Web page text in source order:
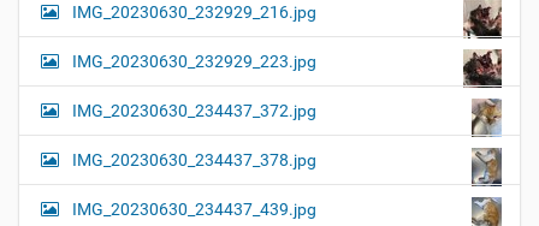
IMG_20230630_232929_216.jpg
IMG_20230630_232929_223.jpg
IMG_20230630_234437_372.jpg
IMG_20230630_234437_378.jpg
IMG_20230630_234437_439.jpg